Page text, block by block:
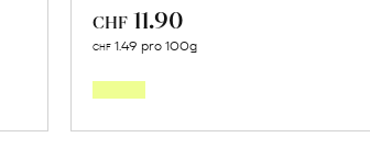
CHF 11.90
CHF 1.49 pro 100g